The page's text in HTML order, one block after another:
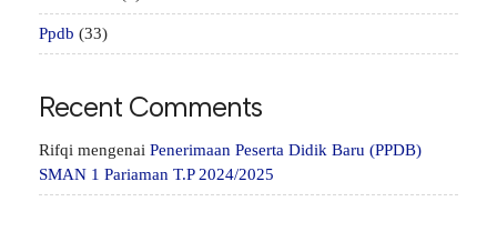
Ppdb (33)
Recent Comments
Rifqi mengenai Penerimaan Peserta Didik Baru (PPDB)
SMAN 1 Pariaman T.P 2024/2025